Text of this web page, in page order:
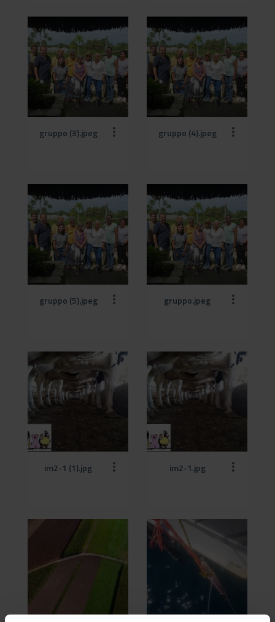
gruppo (3).jpeg gruppo (4).jpeg
gruppo (5).jpeg gruppo.jpeg
im2-1 (1).jpg im2-1.jpg